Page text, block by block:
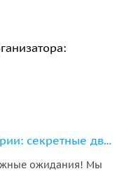
Петроградка в лабиринтах истории: секретные дворы и парадные лестницы
ожидания! Мы